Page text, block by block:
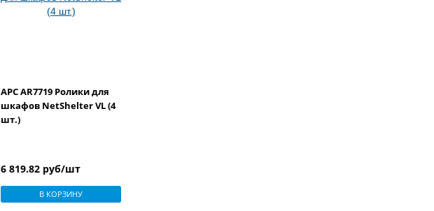
APC AR7719 Ролики для
шкафов NetShelter VL (4
шт.)
6 819.82 руб/шт
В КОРЗИНУ